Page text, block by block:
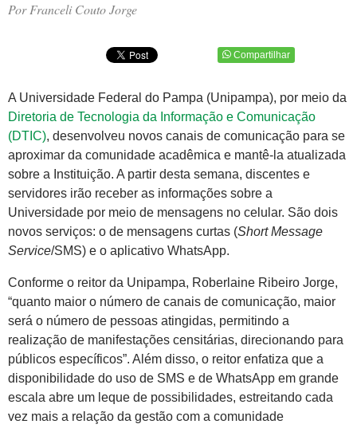
Por Franceli Couto Jorge
Compartilhar
A Universidade Federal do Pampa (Unipampa), por meio da
Diretoria de Tecnologia da Informação e Comunicação
(DTIC), desenvolveu novos canais de comunicação para se
aproximar da comunidade acadêmica e mantê-la atualizada
sobre a Instituição. A partir desta semana, discentes e
servidores irão receber as informações sobre a
Universidade por meio de mensagens no celular. São dois
novos serviços: o de mensagens curtas (Short Message
Service/SMS) e o aplicativo WhatsApp.
Conforme o reitor da Unipampa, Roberlaine Ribeiro Jorge,
“quanto maior o número de canais de comunicação, maior
será o número de pessoas atingidas, permitindo a
realização de manifestações censitárias, direcionando para
públicos específicos”. Além disso, o reitor enfatiza que a
disponibilidade do uso de SMS e de WhatsApp em grande
escala abre um leque de possibilidades, estreitando cada
vez mais a relação da gestão com a comunidade